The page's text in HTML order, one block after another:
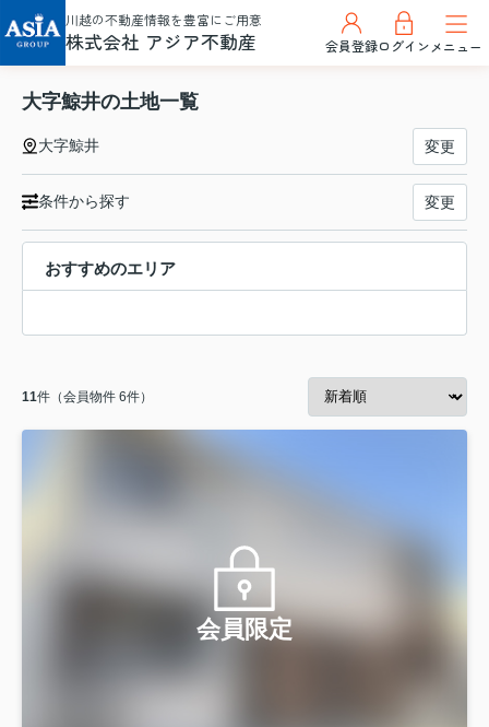
川越の不動産情報を豊富にご用意
株式会社 アジア不動産 会員登録ログインメニュー
大字鯨井の土地一覧
大字鯨井 変更
条件から探す 変更
おすすめのエリア
11件（会員物件 6件）
会員限定